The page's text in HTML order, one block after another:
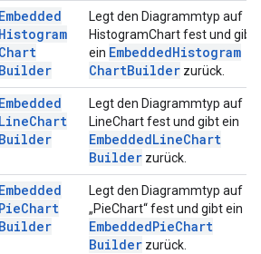
Embedded
Histogram
Chart
Builder
Legt den Diagrammtyp auf
HistogramChart fest und gibt
ein EmbeddedHistogram
ChartBuilder zurück.
Embedded
LineChart
Builder
Legt den Diagrammtyp auf
LineChart fest und gibt ein
EmbeddedLineChart
Builder zurück.
Embedded
PieChart
Builder
Legt den Diagrammtyp auf
„PieChart“ fest und gibt ein
EmbeddedPieChart
Builder zurück.